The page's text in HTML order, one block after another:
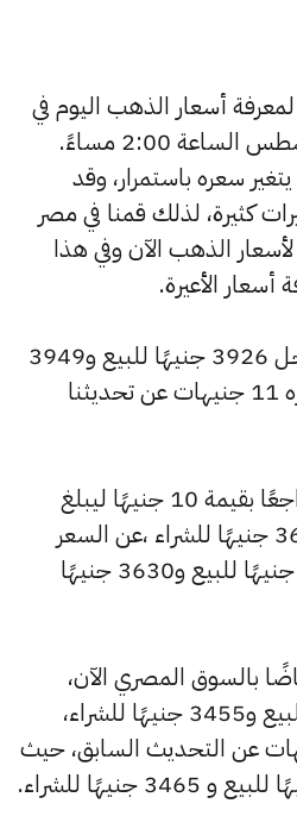
أسعار الذهب اليوم في
مصر ليوم الأثنين 19 أغسطس الساعة 2:00 مساءً.
سعره باستمرار، وقد
كثيرة، لذلك قمنا في مصر
لأسعار الذهب الآن وفي هذا
الأعيرة.
تراجع سعر عيار 24 ليسجل 3926 جنيهًا للبيع و3949
جنيهًا للشراء، بتراجع قدره 11 جنيهات عن تحديثنا
كما شهد سعر عيار 22 تراجعًا بقيمة 10 جنيهًا ليبلغ
3599 جنيهًا للبيع و3620 جنيهًا للشراء ،عن السعر
السابق الذي كان 3609 جنيهًا للبيع و3630 جنيهًا
عيار 21 انخفاضًا بالسوق المصري الآن،
حيث بلغ 3435 جنيهًا للبيع و3455 جنيهًا للشراء،
بمقدار 10 جنيهات عن التحديث السابق، حيث